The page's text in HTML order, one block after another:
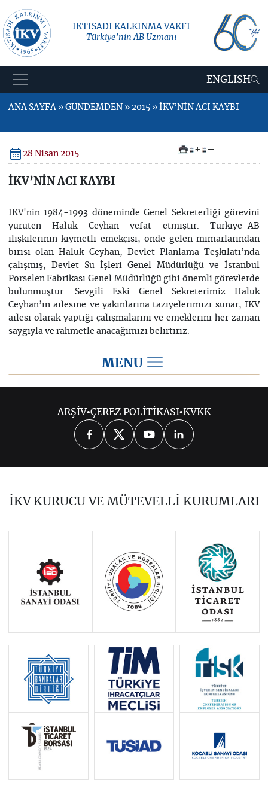
İKTİSADİ KALKINMA VAKFI
Türkiye’nin AB Uzmanı
ENGLISH
ANA SAYFA » GÜNDEMDEN » 2015 » İKV’NİN ACI KAYBI
28 Nisan 2015 + –
İKV’NİN ACI KAYBI
İKV'nin 1984-1993 döneminde Genel Sekreterliği görevini
yürüten Haluk Ceyhan vefat etmiştir. Türkiye-AB
ilişkilerinin kıymetli emekçisi, önde gelen mimarlarından
birisi olan Haluk Ceyhan, Devlet Planlama Teşkilatı’nda
çalışmış, Devlet Su İşleri Genel Müdürlüğü ve İstanbul
Porselen Fabrikası Genel Müdürlüğü gibi önemli görevlerde
bulunmuştur. Sevgili Eski Genel Sekreterimiz Haluk
Ceyhan’ın ailesine ve yakınlarına taziyelerimizi sunar, İKV
ailesi olarak yaptığı çalışmalarını ve emeklerini her zaman
saygıyla ve rahmetle anacağımızı belirtiriz.
MENU
2026 2025 2024
2023 2022 2021
ARŞİV•ÇEREZ POLİTİKASI•KVKK
İKV KURUCU VE MÜTEVELLİ KURUMLARI